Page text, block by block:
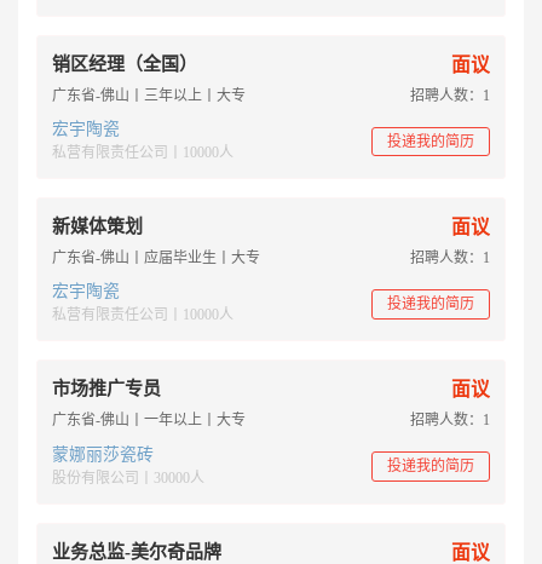
销区经理（全国） 面议
广东省-佛山丨三年以上丨大专 招聘人数：1
宏宇陶瓷
私营有限责任公司丨10000人
投递我的简历
新媒体策划 面议
广东省-佛山丨应届毕业生丨大专 招聘人数：1
宏宇陶瓷
私营有限责任公司丨10000人
投递我的简历
市场推广专员 面议
广东省-佛山丨一年以上丨大专 招聘人数：1
蒙娜丽莎瓷砖
股份有限公司丨30000人
投递我的简历
业务总监-美尔奇品牌 面议